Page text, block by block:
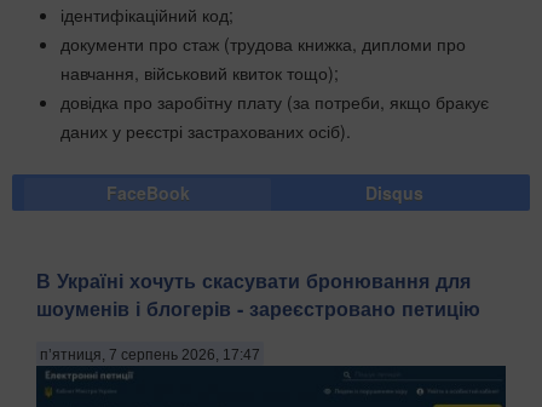
ідентифікаційний код;
документи про стаж (трудова книжка, дипломи про
навчання, військовий квиток тощо);
довідка про заробітну плату (за потреби, якщо бракує
даних у реєстрі застрахованих осіб).
FaceBook Disqus
В Україні хочуть скасувати бронювання для
шоуменів і блогерів - зареєстровано петицію
п’ятниця, 7 серпень 2026, 17:47